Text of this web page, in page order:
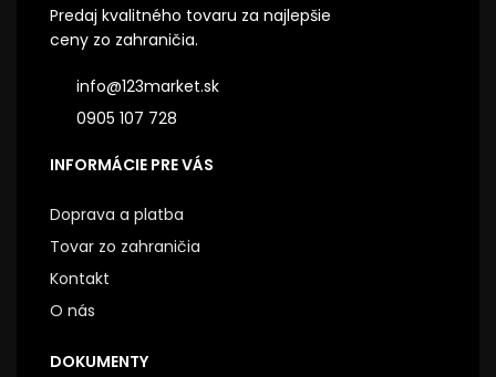
Predaj kvalitného tovaru za najlepšie
ceny zo zahraničia.
info@123market.sk
0905 107 728
INFORMÁCIE PRE VÁS
Doprava a platba
Tovar zo zahraničia
Kontakt
O nás
DOKUMENTY